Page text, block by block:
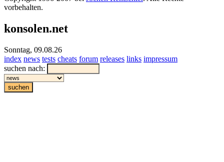
vorbehalten.
konsolen.net
Sonntag, 09.08.26
index news tests cheats forum releases links impressum
suchen nach: